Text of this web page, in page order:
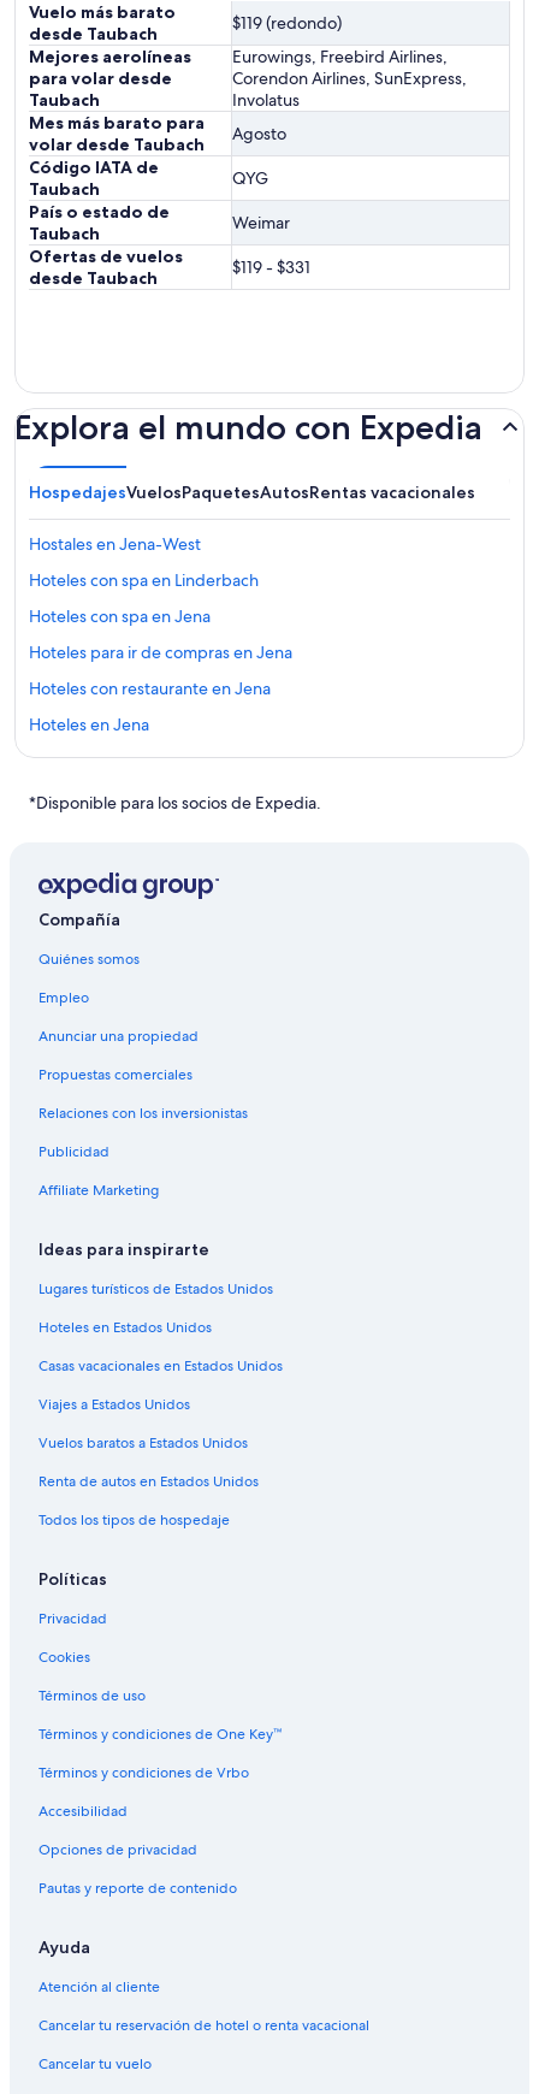
Vuelo más barato
desde Taubach
$119 (redondo)
Mejores aerolíneas
para volar desde
Taubach
Eurowings, Freebird Airlines,
Corendon Airlines, SunExpress,
Involatus
Mes más barato para
volar desde Taubach
Agosto
Código IATA de
Taubach
QYG
País o estado de
Taubach
Weimar
Ofertas de vuelos
desde Taubach
$119 - $331
Explora el mundo con Expedia
HospedajesVuelosPaquetesAutosRentas vacacionales
Hostales en Jena-West
Hoteles con spa en Linderbach
Hoteles con spa en Jena
Hoteles para ir de compras en Jena
Hoteles con restaurante en Jena
Hoteles en Jena
Hoteles de golf en Blankenhain
Hoteles en Blankenhain
Hoteles en Bad Sulza
Hoteles en Ulla
Apartamentos en Witzleben
Leonardo Hotels en Kranichfeld
Hoteles en Kranichfeld
Hoteles en Teichel
Casas de huéspedes en Magdala
Hoteles en Magdala
Hoteles 3 estrellas en Gebstedt
Hoteles en Wickerstedt
Hoteles en Elleben
Hoteles en Jena-Zentrum
Hoteles en Melchendorf
Hoteles cerca de Parque Acuático Avenida
Apart-Hoteles en Kahla
Hoteles en Kahla
Hoteles en Drackendorf
Apartamentos en Jena
Hoteles en Neumark
Hoteles en Ammerbach
Hoteles de Independent en Partschefeld
Hoteles cerca de Estación de tren de Jena Saale
Hoteles en Rohda
Hoteles en Linda
Hoteles en Bucha
Hostales en Weimar
Hoteles con spa en Weimar
Hoteles de negocios en Weimar
Hoteles históricos en Weimar
*Disponible para los socios de Expedia.
Compañía
Quiénes somos
Empleo
Anunciar una propiedad
Propuestas comerciales
Relaciones con los inversionistas
Publicidad
Affiliate Marketing
Ideas para inspirarte
Lugares turísticos de Estados Unidos
Hoteles en Estados Unidos
Casas vacacionales en Estados Unidos
Viajes a Estados Unidos
Vuelos baratos a Estados Unidos
Renta de autos en Estados Unidos
Todos los tipos de hospedaje
Políticas
Privacidad
Cookies
Términos de uso
Términos y condiciones de One Key™
Términos y condiciones de Vrbo
Accesibilidad
Opciones de privacidad
Pautas y reporte de contenido
Ayuda
Atención al cliente
Cancelar tu reservación de hotel o renta vacacional
Cancelar tu vuelo